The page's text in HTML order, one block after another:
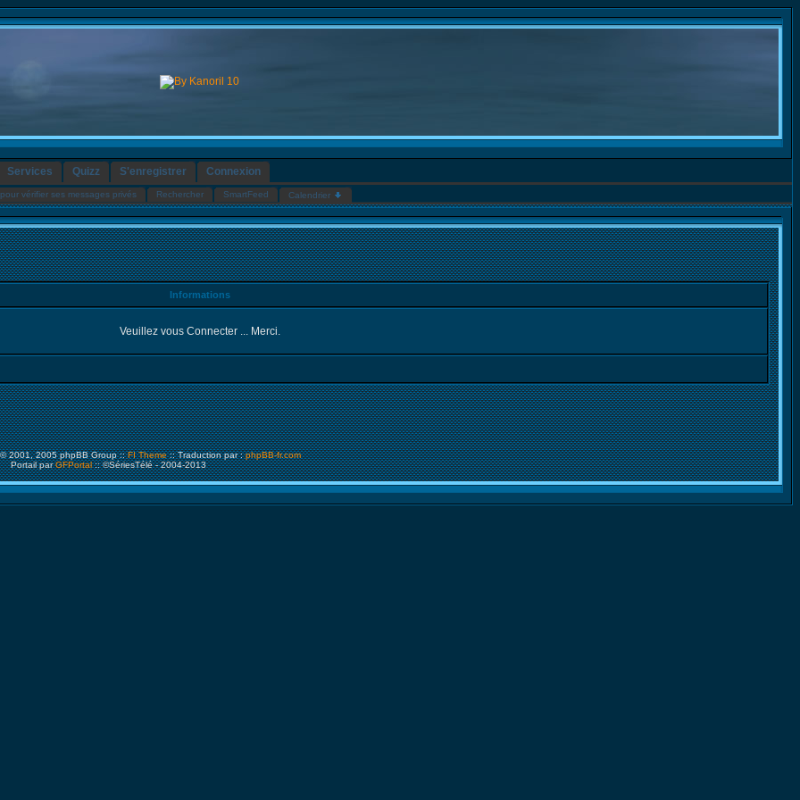
Services Quizz S'enregistrer Connexion
vérifier ses messages privés Rechercher SmartFeed Calendrier
Informations
Veuillez vous Connecter ... Merci.
2001, 2005 phpBB Group ::FI Theme :: Traduction par :phpBB-fr.com
Portail parGFPortal:: ©SériesTélé - 2004-2013